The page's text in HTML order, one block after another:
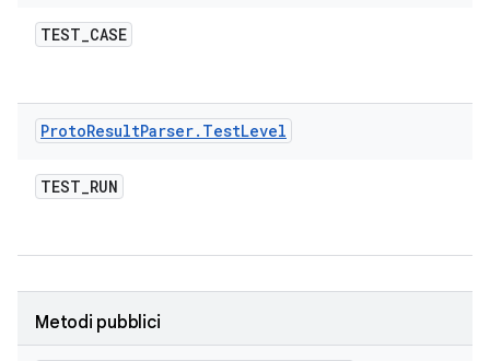
TEST_CASE
ProtoResultParser. TestLevel
TEST_RUN
Metodi pubblici